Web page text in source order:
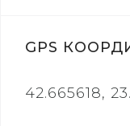
GPS
42.665618,